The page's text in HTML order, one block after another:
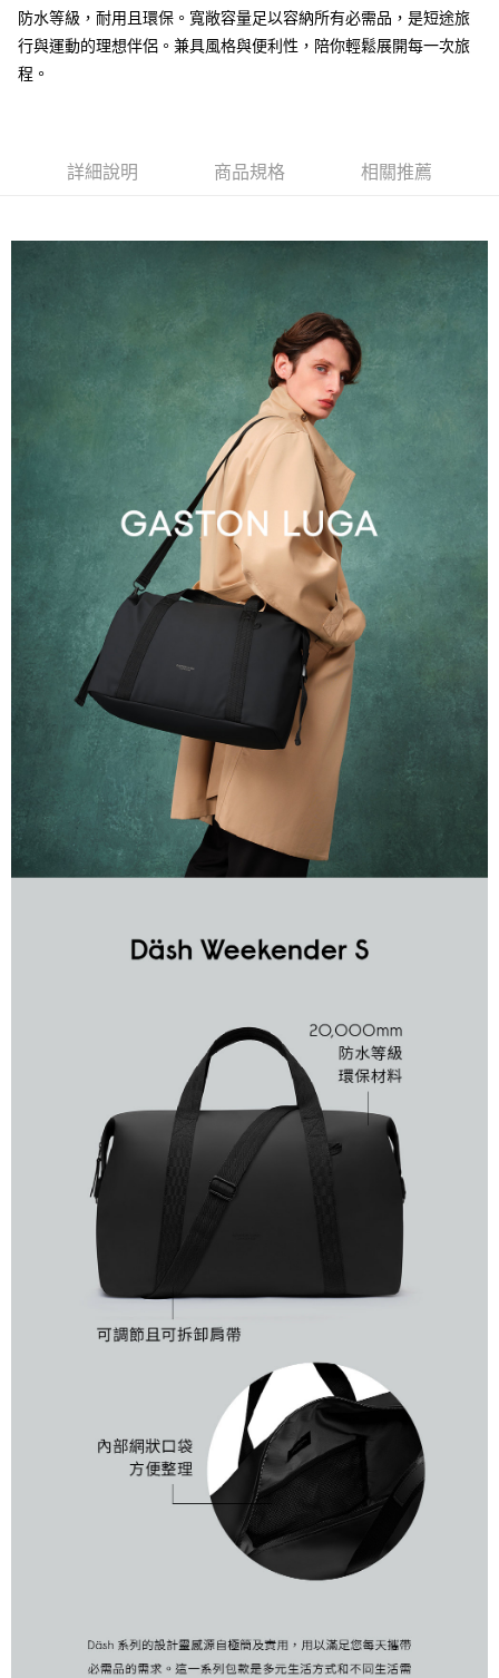
每筆NT$250，滿NT$2,000(含以上)免運費
防水等級，耐用且環保。寬敞容量足以容納所有必需品，是短途旅
行與運動的理想伴侶。兼具風格與便利性，陪你輕鬆展開每一次旅
程。
詳細說明 商品規格 相關推薦